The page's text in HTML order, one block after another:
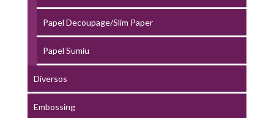
Papel Decoupage/Slim Paper
Papel Sumiu
Diversos
Embossing